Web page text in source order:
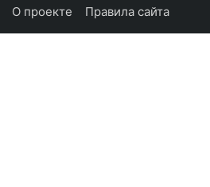
О проекте Правила сайта